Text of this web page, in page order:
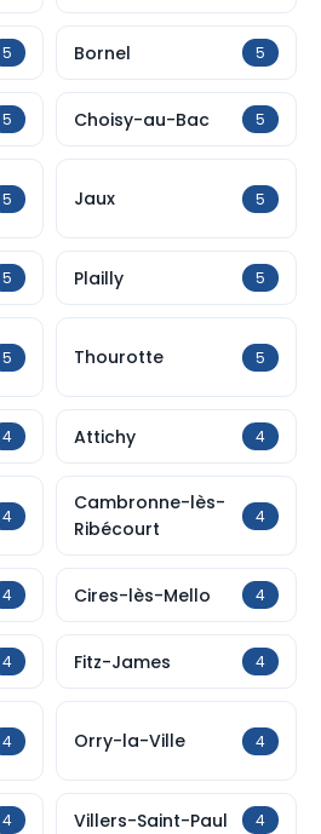
5 Bornel 5
5 Choisy-au-Bac 5
5 Jaux 5
5 Plailly 5
5 Thourotte 5
4 Attichy 4
4
Cambronne-lès-
Ribécourt
4
4 Cires-lès-Mello 4
4 Fitz-James 4
4 Orry-la-Ville 4
4 Villers-Saint-Paul 4